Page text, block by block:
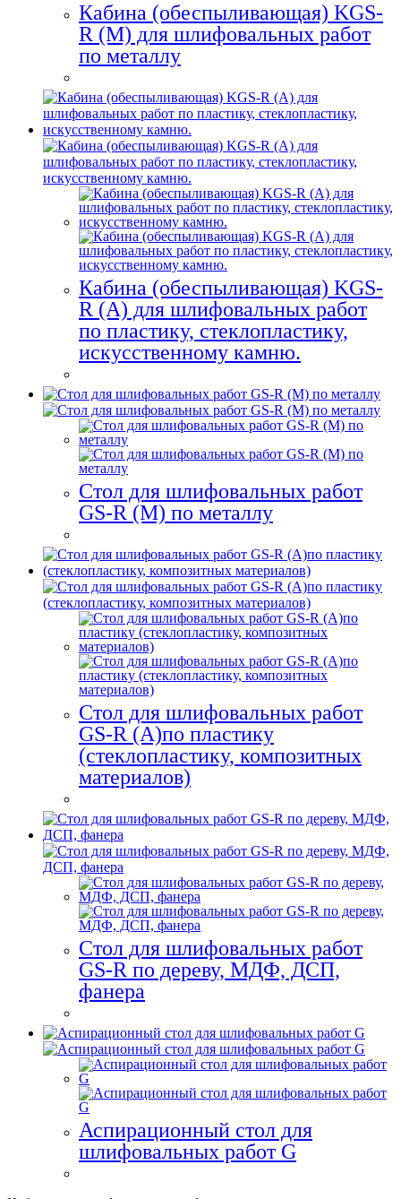
Кабина (обеспыливающая) KGS-
R (M) для шлифовальных работ
по металлу
Кабина (обеспыливающая) KGS-
R (A) для шлифовальных работ
по пластику, стеклопластику,
искусственному камню.
Стол для шлифовальных работ
GS-R (M) по металлу
Стол для шлифовальных работ
GS-R (A)по пластику
(стеклопластику, композитных
материалов)
Стол для шлифовальных работ
GS-R по дереву, МДФ, ДСП,
фанера
Аспирационный стол для
шлифовальных работ G